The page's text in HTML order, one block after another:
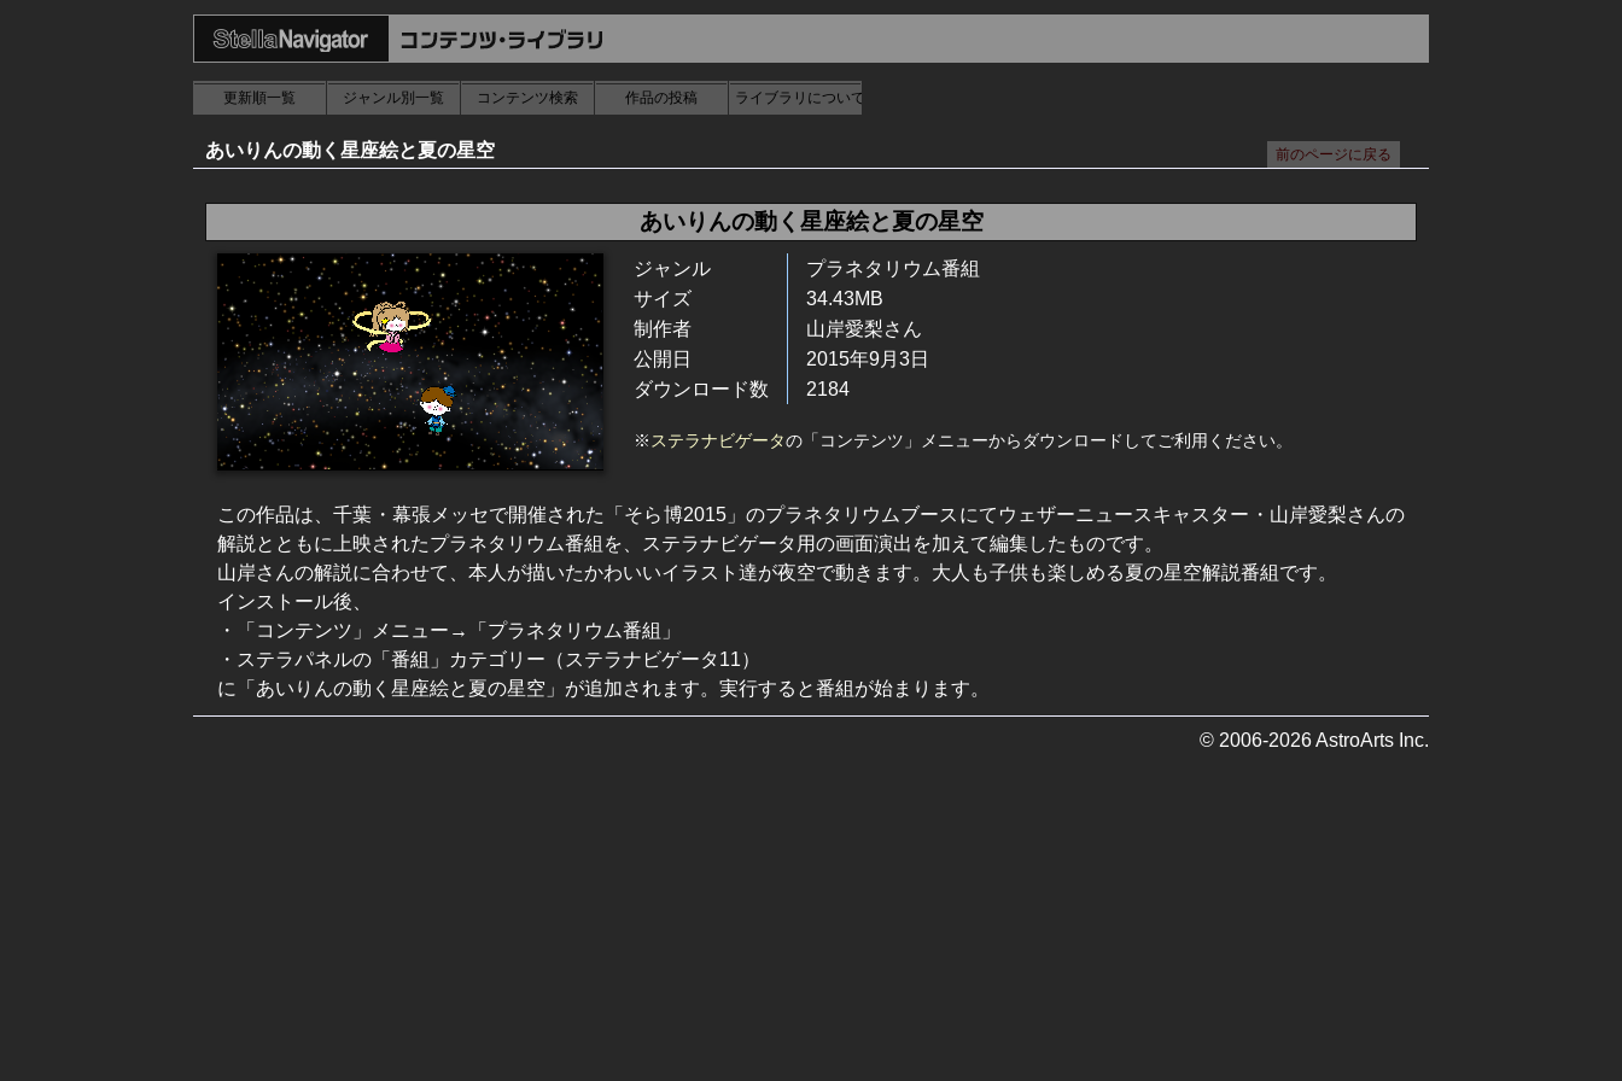
更新順一覧 ジャンル別一覧 コンテンツ検索 作品の投稿 ライブラリについて
あいりんの動く星座絵と夏の星空
あいりんの動く星座絵と夏の星空
ジャンル
プラネタリウム番組
サイズ
34.43MB
制作者
山岸愛梨さん
公開日
2015年9月3日
ダウンロード数
2184
※ ステラナビゲータの「コンテンツ」メニューからダウンロードしてご利用ください。
この作品は、千葉・幕張メッセで開催された「そら博2015」のプラネタリウムブースにてウェザーニュースキャスター・山岸愛梨さんの
解説とともに上映されたプラネタリウム番組を、ステラナビゲータ用の画面演出を加えて編集したものです。
山岸さんの解説に合わせて、本人が描いたかわいいイラスト達が夜空で動きます。大人も子供も楽しめる夏の星空解説番組です。
インストール後、
・「コンテンツ」メニュー→「プラネタリウム番組」
・ステラパネルの「番組」カテゴリー（ステラナビゲータ11）
に「あいりんの動く星座絵と夏の星空」が追加されます。実行すると番組が始まります。
© 2006-2026 AstroArts Inc.